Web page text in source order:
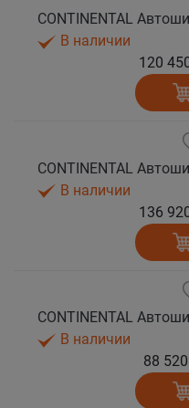
В наличии
120
В наличии
136
В наличии
88